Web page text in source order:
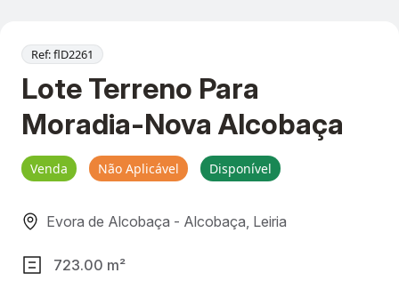
Ref: flD2261
Lote Terreno Para
Moradia-Nova Alcobaça
Venda Não Aplicável Disponível
Evora de Alcobaça - Alcobaça, Leiria
723.00 m²